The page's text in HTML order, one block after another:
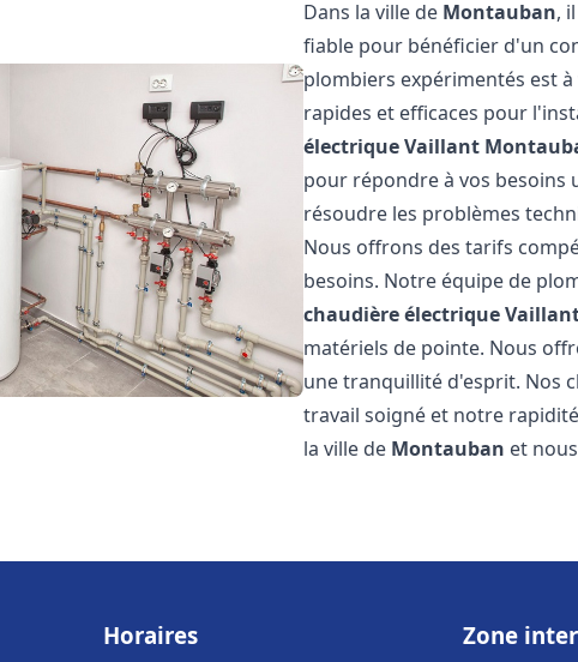
Dans la ville de Montauban,
fiable pour bénéficier d'un
plombiers expérimentés est
rapides et efficaces pour
électrique Vaillant
pour répondre à vos
résoudre les problèmes
Nous offrons des tarifs
besoins. Notre équipe de
chaudière électrique
matériels de pointe. Nous
une tranquillité d'esprit. Nos
travail soigné et notre
la ville de Montauban et
Horaires Zone